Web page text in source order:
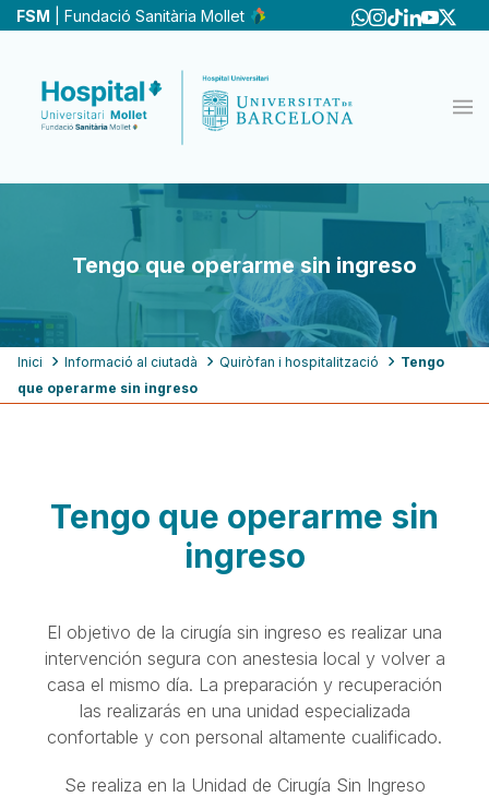
Pasar
principal
FSM | Fundació Sanitària Mollet
Tengo que operarme sin ingreso
Ruta
de
Inici Informació al ciutadà Quiròfan i hospitalització
Tengo
que operarme sin ingreso
Tengo que operarme sin
ingreso
El objetivo de la cirugía sin ingreso es realizar una
intervención segura con anestesia local y volver a
casa el mismo día. La preparación y recuperación
las realizarás en una unidad especializada
confortable y con personal altamente cualificado.
Se realiza en la Unidad de Cirugía Sin Ingreso